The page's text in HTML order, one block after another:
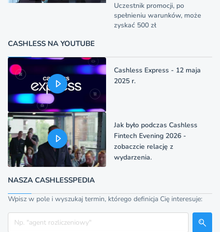
Uczestnik promocji, po
spełnieniu warunków, może
zyskać 500 zł
CASHLESS NA YOUTUBE
Cashless Express - 12 maja
2025 r.
Jak było podczas Cashless
Fintech Evening 2026 -
zobaczcie relację z
wydarzenia.
NASZA CASHLESSPEDIA
Wpisz w pole i wyszukaj termin, którego definicja Cię interesuje:
Szukaj